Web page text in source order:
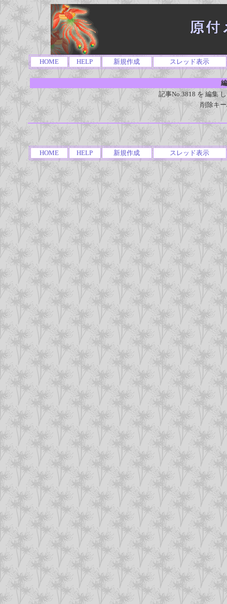
HOME HELP 新規作成 スレッド表示
記事No.3818 を 編集
削除キ
HOME HELP 新規作成 スレッド表示